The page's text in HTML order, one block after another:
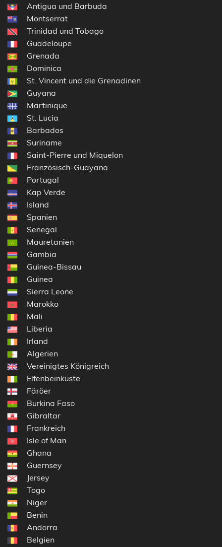
Antigua und Barbuda
Montserrat
Trinidad und Tobago
Guadeloupe
Grenada
Dominica
St. Vincent und die Grenadinen
Guyana
Martinique
St. Lucia
Barbados
Suriname
Saint-Pierre und Miquelon
Französisch-Guayana
Portugal
Kap Verde
Island
Spanien
Senegal
Mauretanien
Gambia
Guinea-Bissau
Guinea
Sierra Leone
Marokko
Mali
Liberia
Irland
Algerien
Vereinigtes Königreich
Elfenbeinküste
Färöer
Burkina Faso
Gibraltar
Frankreich
Isle of Man
Ghana
Guernsey
Jersey
Togo
Niger
Benin
Andorra
Belgien